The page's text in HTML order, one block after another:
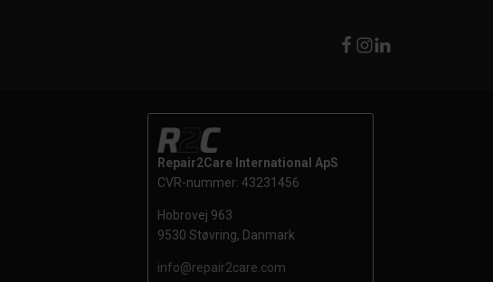
Repair2Care International ApS
CVR-nummer: 43231456
Hobrovej 963
9530 Støvring, Danmark
info@repair2care.com